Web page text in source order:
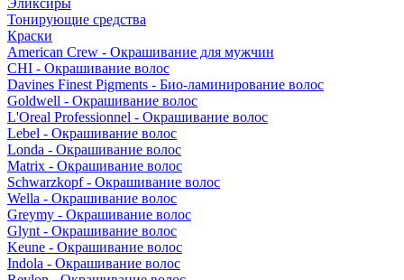
Эликсиры
Тонирующие средства
Краски
American Crew - Окрашивание для мужчин
CHI - Окрашивание волос
Davines Finest Pigments - Био-ламинирование волос
Goldwell - Окрашивание волос
L'Oreal Professionnel - Окрашивание волос
Lebel - Окрашивание волос
Londa - Окрашивание волос
Matrix - Окрашивание волос
Schwarzkopf - Окрашивание волос
Wella - Окрашивание волос
Greymy - Окрашивание волос
Glynt - Окрашивание волос
Keune - Окрашивание волос
Indola - Окрашивание волос